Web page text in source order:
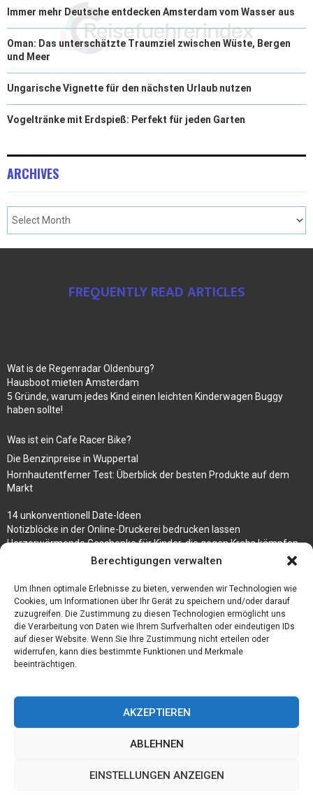
Berechtigungen verwalten
Um Ihnen optimale Erlebnisse zu bieten, verwenden wir Technologien wie
Cookies, um Informationen über Ihr Gerät zu speichern und/oder darauf
zuzugreifen. Die Zustimmung zu diesen Technologien ermöglicht uns
die Verarbeitung von Daten wie Ihrem Surfverhalten oder eindeutigen IDs
auf dieser Website. Wenn Sie Ihre Zustimmung nicht erteilen oder
widerrufen, kann dies bestimmte Funktionen und Merkmale
beeinträchtigen.
AKZEPTIEREN
ABLEHNEN
EINSTELLUNGEN ANZEIGEN
Immer mehr Deutsche entdecken Amsterdam vom Wasser aus
Oman: Das unterschätzte Traumziel zwischen Wüste, Bergen
und Meer
Ungarische Vignette für den nächsten Urlaub nutzen
Vogeltränke mit Erdspieß: Perfekt für jeden Garten
ARCHIVES
FREQUENTLY READ ARTICLES
Wat is de Regenradar Oldenburg?
Hausboot mieten Amsterdam
5 Gründe, warum jedes Kind einen leichten Kinderwagen Buggy
haben sollte!
Was ist ein Cafe Racer Bike?
Die Benzinpreise in Wuppertal
Hornhautentferner Test: Überblick der besten Produkte auf dem
Markt
14 unkonventionell Date-Ideen
Notizblöcke in der Online-Druckerei bedrucken lassen
Herzerwärmende Geschenke für Kinder, die gegen Krebs kämpfen
Wetter Oberhausen 14 Tage – Erklärung und Prognose des Wetters